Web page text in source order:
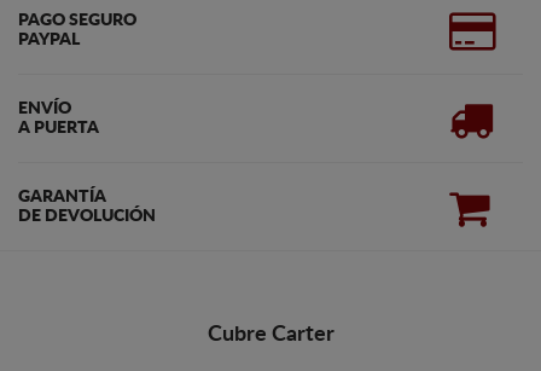
PAGO SEGURO
PAYPAL
ENVÍO
A PUERTA
GARANTÍA
DE DEVOLUCIÓN
Cubre Carter